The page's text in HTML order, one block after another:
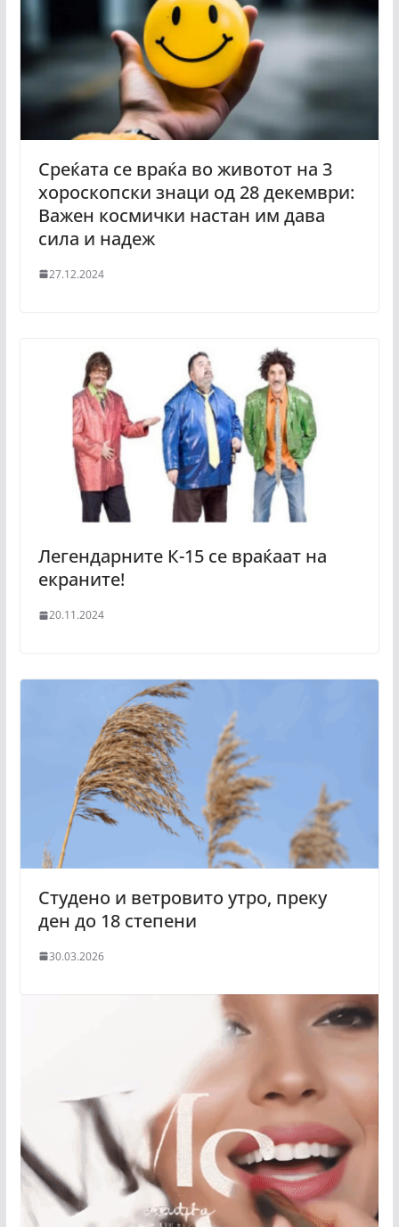
Среќата се враќа во животот на 3
хороскопски знаци од 28 декември:
Важен космички настан им дава
сила и надеж
27.12.2024
Легендарните К-15 се враќаат на
екраните!
20.11.2024
Студено и ветровито утро, преку
ден до 18 степени
30.03.2026